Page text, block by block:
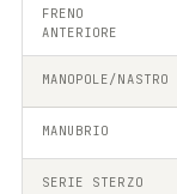
FRENO
ANTERIORE
MANOPOLE/NASTRO
MANUBRIO
SERIE STERZO